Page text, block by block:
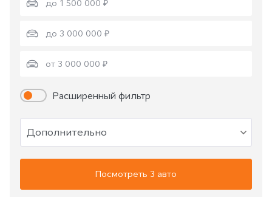
до 1 500 000 ₽
до 3 000 000 ₽
от 3 000 000 ₽
Расширенный фильтр
Дополнительно
Посмотреть 3 авто